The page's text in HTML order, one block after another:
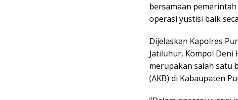
bersamaan
operasi yustisi baik
Dijelaskan Kapolres
Jatiluhur, Kompol Deni
merupakan salah satu
(AKB) di Kabaupaten